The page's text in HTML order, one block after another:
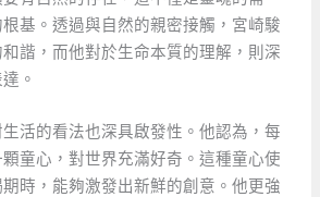
基。透過與自然的親密接觸，宮崎駿
諧，而他對於生命本質的理解，則深
。
活的看法也深具啟發性。他認為，每
童心，對世界充滿好奇。這種童心使
時，能夠激發出新鮮的創意。他更強